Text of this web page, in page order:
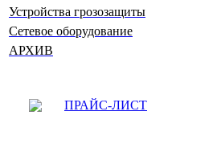
Устройства грозозащиты
Сетевое оборудование
АРХИВ
ПРАЙС-ЛИСТ